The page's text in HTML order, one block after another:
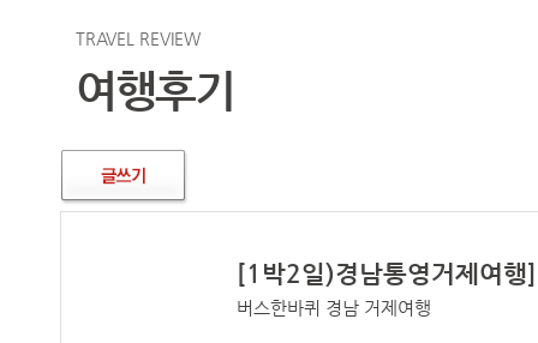
TRAVEL REVIEW
여행후기
[1박2일)경남통영거제여행]
버스한바퀴 경남 거제여행